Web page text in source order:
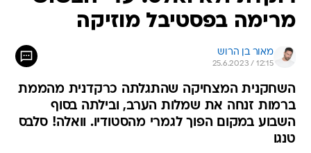
מרימה בפסטיבל מוזיקה
מאור בן הרוש
25.6.2023 / 12:15
השחקנית המצחיקה שהתגלתה כרקדנית מהממת
ברמות זנחה את שמלות הערב, ובילתה בסוף
השבוע במקום הפוך לגמרי מהסטודיו. וואלה! סלבס
טנגו